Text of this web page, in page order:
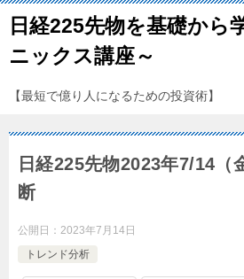
日経225先物を基礎から
ニックス講座～
【最短で億り人になるための投資術】
日経225先物2023年7/14（
断
公開日： 2023年7月14日
トレンド分析